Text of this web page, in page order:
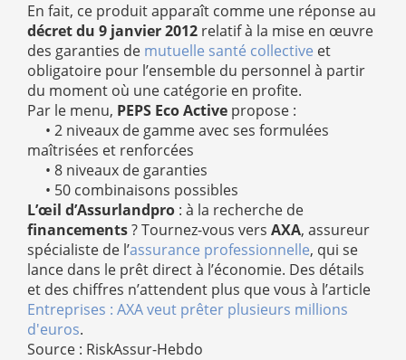
En fait, ce produit apparaît comme une réponse au
décret du 9 janvier 2012 relatif à la mise en œuvre
des garanties de mutuelle santé collective et
obligatoire pour l’ensemble du personnel à partir
du moment où une catégorie en profite.
Par le menu, PEPS Eco Active propose :
• 2 niveaux de gamme avec ses formulées
maîtrisées et renforcées
• 8 niveaux de garanties
• 50 combinaisons possibles
L’œil d’Assurlandpro : à la recherche de
financements? Tournez-vous vers AXA, assureur
spécialiste de l’assurance professionnelle, qui se
lance dans le prêt direct à l’économie. Des détails
et des chiffres n’attendent plus que vous à l’article
Entreprises : AXA veut prêter plusieurs millions
d'euros.
Source : RiskAssur-Hebdo